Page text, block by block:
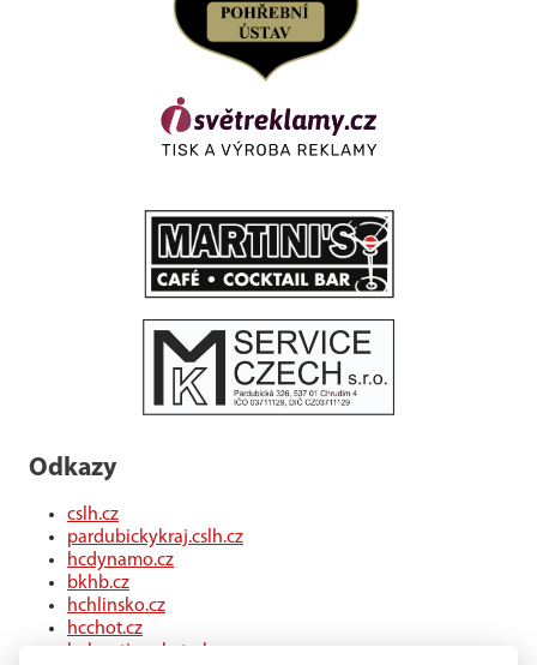
Odkazy
cslh.cz
pardubickykraj.cslh.cz
hcdynamo.cz
bkhb.cz
hchlinsko.cz
hcchot.cz
kohouti-ceskatrebova.cz